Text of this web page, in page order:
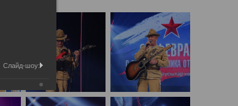
Слайд-шоу: